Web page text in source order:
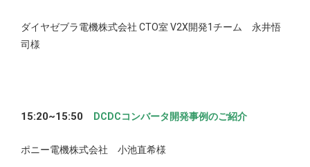
ダイヤゼブラ電機株式会社 CTO室 V2X開発1チーム 永井悟
司様
15:20~15:50 DCDCコンバータ開発事例のご紹介
ポニー電機株式会社 小池直希様